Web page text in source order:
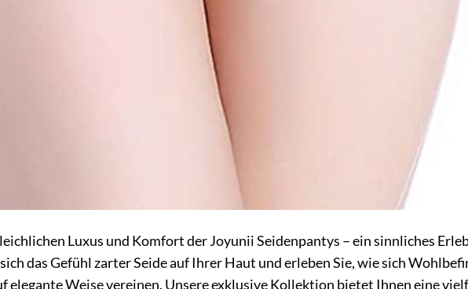
Luxus und Komfort der Joyunii Seidenpantys – ein sinnliches
das Gefühl zarter Seide auf Ihrer Haut und erleben Sie, wie sich
elegante Weise vereinen. Unsere exklusive Kollektion bietet Ihnen eine